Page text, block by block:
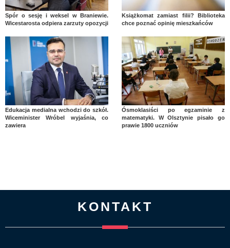
Spór o sesję i weksel w Braniewie.
Wicestarosta odpiera zarzuty opozycji
Książkomat zamiast filii? Biblioteka
chce poznać opinię mieszkańców
Edukacja medialna wchodzi do szkół.
Wiceminister Wróbel wyjaśnia, co
zawiera
Ósmoklasiści po egzaminie z
matematyki. W Olsztynie pisało go
prawie 1800 uczniów
KONTAKT